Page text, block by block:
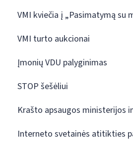
VMI kviečia į „Pasimatymą su
VMI turto aukcionai
Įmonių VDU palyginimas
STOP šešėliui
Krašto apsaugos ministerijos
Interneto svetainės atitikties